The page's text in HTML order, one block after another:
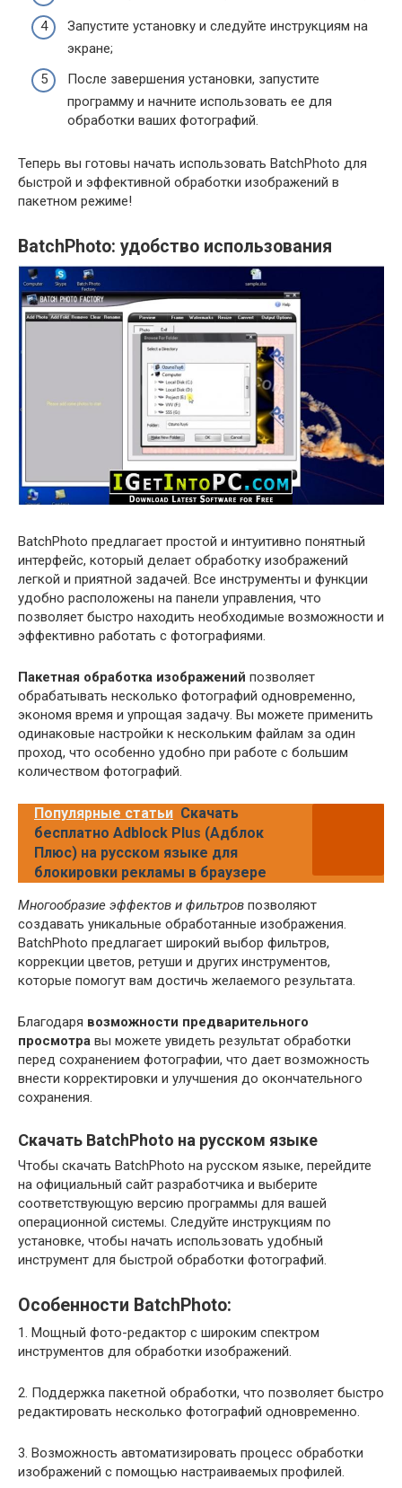
Запустите установку и следуйте инструкциям на
экране;
После завершения установки, запустите
программу и начните использовать ее для
обработки ваших фотографий.
Теперь вы готовы начать использовать BatchPhoto для
быстрой и эффективной обработки изображений в
пакетном режиме!
BatchPhoto: удобство использования
BatchPhoto предлагает простой и интуитивно понятный
интерфейс, который делает обработку изображений
легкой и приятной задачей. Все инструменты и функции
удобно расположены на панели управления, что
позволяет быстро находить необходимые возможности и
эффективно работать с фотографиями.
Пакетная обработка изображений позволяет
обрабатывать несколько фотографий одновременно,
экономя время и упрощая задачу. Вы можете применить
одинаковые настройки к нескольким файлам за один
проход, что особенно удобно при работе с большим
количеством фотографий.
Популярные статьи Скачать
бесплатно Adblock Plus (Адблок
Плюс) на русском языке для
блокировки рекламы в браузере
Многообразие эффектов и фильтров позволяют
создавать уникальные обработанные изображения.
BatchPhoto предлагает широкий выбор фильтров,
коррекции цветов, ретуши и других инструментов,
которые помогут вам достичь желаемого результата.
Благодаря возможности предварительного
просмотра вы можете увидеть результат обработки
перед сохранением фотографии, что дает возможность
внести корректировки и улучшения до окончательного
сохранения.
Скачать BatchPhoto на русском языке
Чтобы скачать BatchPhoto на русском языке, перейдите
на официальный сайт разработчика и выберите
соответствующую версию программы для вашей
операционной системы. Следуйте инструкциям по
установке, чтобы начать использовать удобный
инструмент для быстрой обработки фотографий.
Особенности BatchPhoto:
1. Мощный фото-редактор с широким спектром
инструментов для обработки изображений.
2. Поддержка пакетной обработки, что позволяет быстро
редактировать несколько фотографий одновременно.
3. Возможность автоматизировать процесс обработки
изображений с помощью настраиваемых профилей.